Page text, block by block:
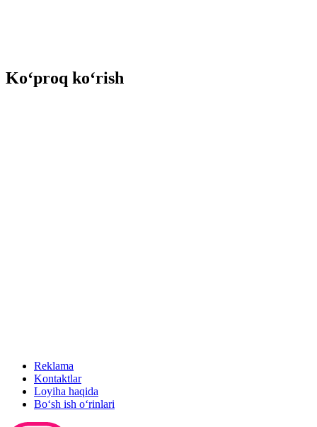
Ko‘proq ko‘rish
Reklama
Kontaktlar
Loyiha haqida
Bo‘sh ish o‘rinlari